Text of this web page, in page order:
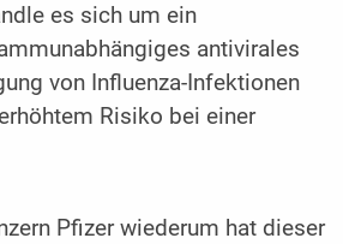
es sich um ein
antivirales
von Influenza-Infektionen
Risiko bei einer
Pfizer wiederum hat dieser